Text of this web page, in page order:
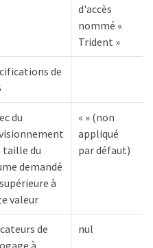
d'accès
nommé «
Trident »
de
du
taille du
demandé
à
valeur
« » (non
appliqué
par défaut)
de
à
nul